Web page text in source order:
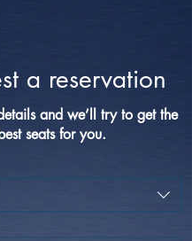
a reservation
and we’ll try to get the
best seats for you.